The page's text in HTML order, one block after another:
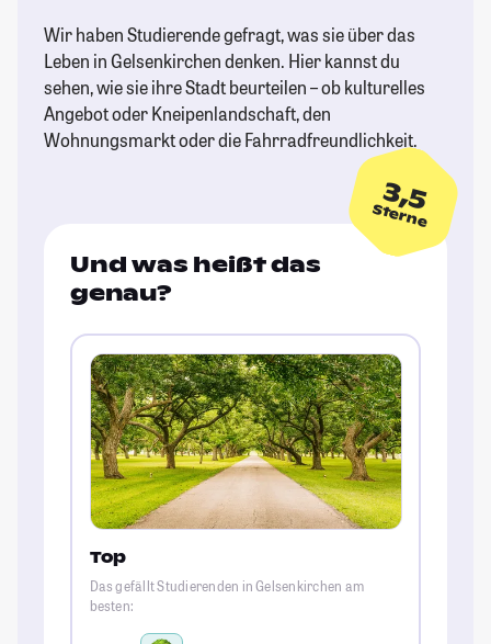
Wir haben Studierende gefragt, was sie über das
Leben in Gelsenkirchen denken. Hier kannst du
sehen, wie sie ihre Stadt beurteilen – ob kulturelles
Angebot oder Kneipenlandschaft, den
Wohnungsmarkt oder die Fahrradfreundlichkeit.
3,5
Sterne
Und was heißt das
genau?
Top
Das gefällt Studierenden in Gelsenkirchen am
besten: